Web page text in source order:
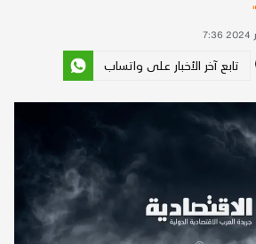
تابع آخر الأخبار على واتساب